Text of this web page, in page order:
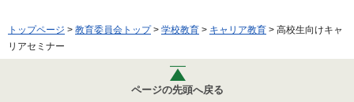
トップページ > 教育委員会トップ> 学校教育 > キャリア教育 > 高校生向けキャ
リアセミナー
ページの先頭へ戻る